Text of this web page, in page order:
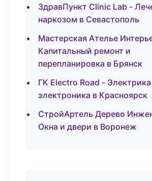
ЗдравПункт Clinic Lab -
наркозом в Севастополь
Мастерская Ателье
Капитальный ремонт и
перепланировка в Брянск
ГК Electro Road -
электроника в Красноярск
СтройАртель Дерево
Окна и двери в Воронеж